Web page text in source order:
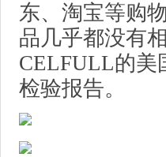
东、淘宝等购
品几乎都没有
CELFULL的美
检验报告。